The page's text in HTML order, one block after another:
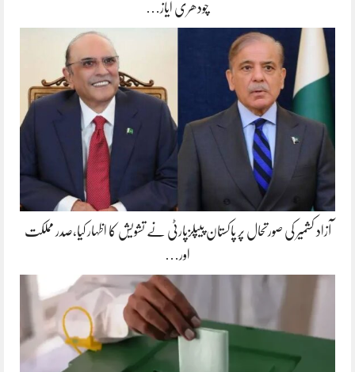
چودھری ایاز…
آزاد کشمیر کی صورتحال پر پاکستان پیپلزپارٹی نے تشویش کا اظہار کیا،صدر مملکت
اور…